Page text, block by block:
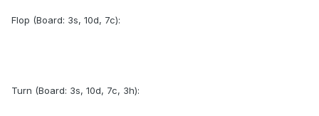
Flop (Board: 3s, 10d, 7c):
Turn (Board: 3s, 10d, 7c, 3h):